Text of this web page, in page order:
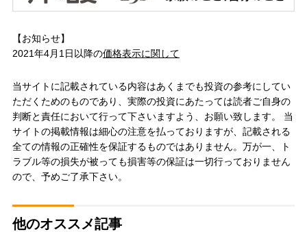
【お知らせ】
2021年4月1日以降の価格表示に関して
当サイトに記載されている内容はあくまでも投資の参考にしてい
ただくためのものであり、実際の投資にあたっては読者ご自身の
判断と責任において行って下さいますよう、お願い致します。 当
サイトの掲載情報は細心の注意を払っておりますが、記載される
全ての情報の正確性を保証するものではありません。万が一、ト
ラブル等の損失が被っても損害等の保証は一切行っておりません
ので、予めご了承下さい。
他のオススメ記事